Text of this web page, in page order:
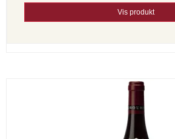
Vis produkt